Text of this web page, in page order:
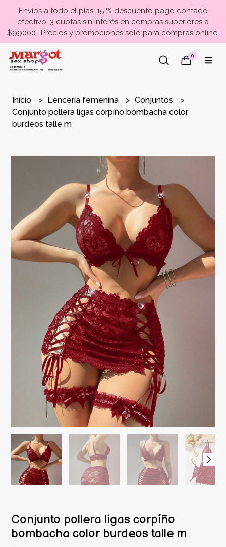
Envíos a todo el pías. 15 % descuento pago contado
efectivo. 3 cuotas sin interés en compras superiores a
$99000- Precios y promociones solo para compras online.
0
Inicio Lencería femenina
Conjuntos
Conjunto pollera ligas corpíño bombacha color
burdeos talle m
Conjunto pollera ligas corpíño
bombacha color burdeos talle m